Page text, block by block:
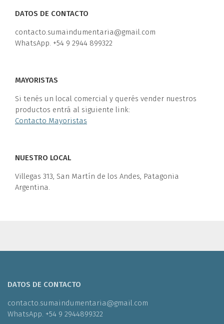
DATOS DE CONTACTO
contacto.sumaindumentaria@gmail.com
WhatsApp. +54 9 2944 899322
MAYORISTAS
Si tenés un local comercial y querés vender nuestros
productos entrá al siguiente link:
Contacto Mayoristas
NUESTRO LOCAL
Villegas 313, San Martín de los Andes, Patagonia
Argentina.
DATOS DE CONTACTO
contacto.sumaindumentaria@gmail.com
WhatsApp. +54 9 2944899322